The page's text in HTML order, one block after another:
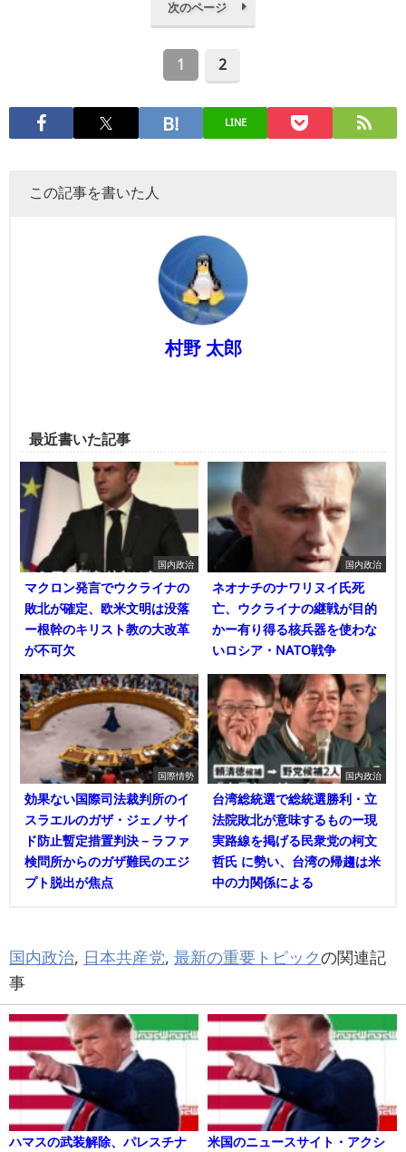
次のページ
1 2
LINE
この記事を書いた人
村野 太郎
最近書いた記事
国内政治
マクロン発言でウクライナの
敗北が確定、欧米文明は没落
ー根幹のキリスト教の大改革
が不可欠
国内政治
ネオナチのナワリヌイ氏死
亡、ウクライナの継戦が目的
かー有り得る核兵器を使わな
いロシア・NATO戦争
国際情勢
効果ない国際司法裁判所のイ
スラエルのガザ・ジェノサイ
ド防止暫定措置判決－ラファ
検問所からのガザ難民のエジ
プト脱出が焦点
国内政治
台湾総統選で総統選勝利・立
法院敗北が意味するものー現
実路線を掲げる民衆党の柯文
哲氏 に勢い、台湾の帰趨は米
中の力関係による
国内政治, 日本共産党, 最新の重要トピックの関連記
事
ハマスの武装解除、パレスチナ
米国のニュースサイト・アクシ